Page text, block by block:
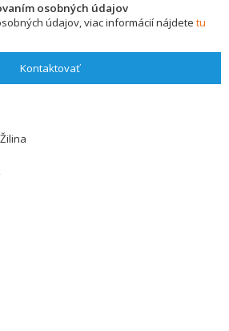
osobných údajov
údajov, viac informácií nájdete tu
Kontaktovať
Žilina